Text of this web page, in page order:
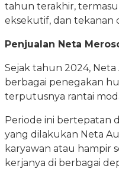
tahun terakhir,
eksekutif, dan tekanan
Penjualan Neta
Sejak tahun 2024,
berbagai penegakan
terputusnya rantai
Periode ini bertepatan
yang dilakukan Neta
karyawan atau hampir
kerjanya di berbagai